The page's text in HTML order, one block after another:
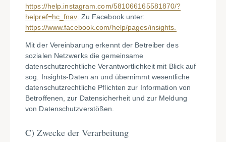
https://help.instagram.com/581066165581870/?
helpref=hc_fnav. Zu Facebook unter:
https://www.facebook.com/help/pages/insights.
Mit der Vereinbarung erkennt der Betreiber des
sozialen Netzwerks die gemeinsame
datenschutzrechtliche Verantwortlichkeit mit Blick auf
sog. Insights-Daten an und übernimmt wesentliche
datenschutzrechtliche Pflichten zur Information von
Betroffenen, zur Datensicherheit und zur Meldung
von Datenschutzverstößen.
C) Zwecke der Verarbeitung